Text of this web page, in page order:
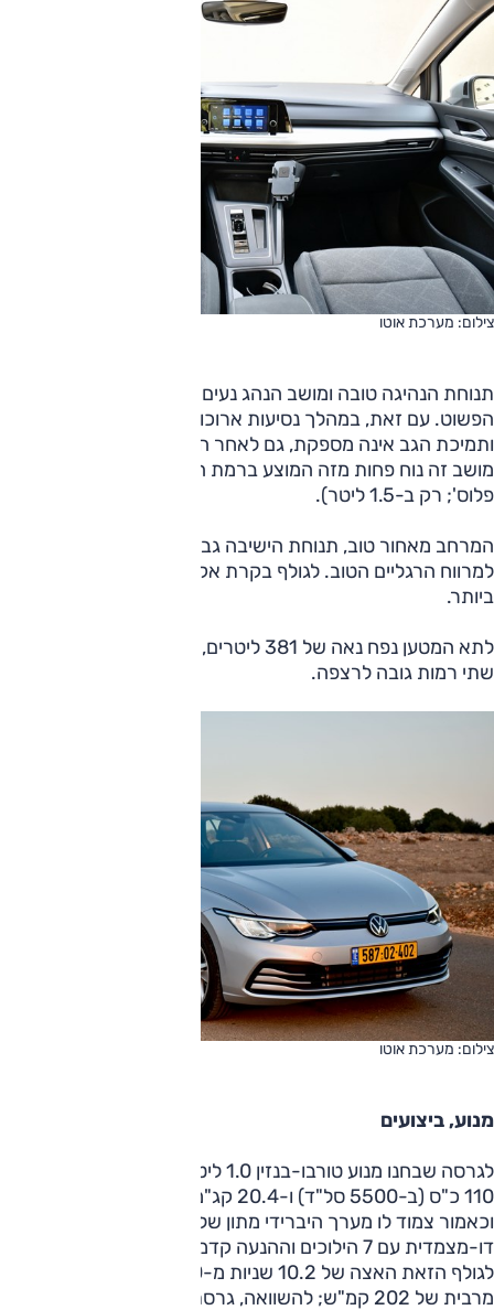
צילום: מערכת אוטו
תנוחת הנהיגה טובה ומושב הנהג נעים לישיבה, למרות הריפוד
הפשוט. עם זאת, במהלך נסיעות ארוכות הוא מתגלה כרך מדי
ותמיכת הגב אינה מספקת, גם לאחר הפעלת ההקשחה במסעד;
מושב זה נוח פחות מזה המוצע ברמת הגימור הגבוהה יותר ('לייף
פלוס'; רק ב-1.5 ליטר).
המרחב מאחור טוב, תנוחת הישיבה גבוהה יחסית וגם זו מוסיפה
למרווח הרגליים הטוב. לגולף בקרת אקלים מאחור, עניין מבורך
ביותר.
לתא המטען נפח נאה של 381 ליטרים, ומבנה שימושי גם בזכות
שתי רמות גובה לרצפה.
צילום: מערכת אוטו
מנוע, ביצועים
דו-מצמדית עם 7 הילוכים וההנעה קדמית. כל אלה מסדרים